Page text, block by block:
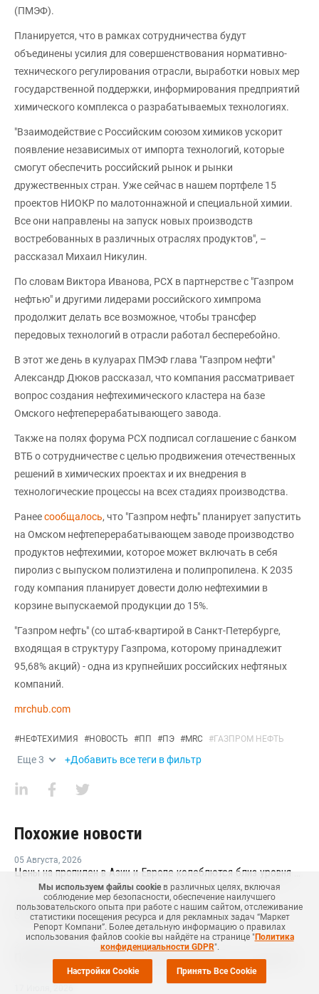
(ПМЭФ).
Планируется, что в рамках сотрудничества будут
объединены усилия для совершенствования нормативно-
технического регулирования отрасли, выработки новых мер
государственной поддержки, информирования предприятий
химического комплекса о разрабатываемых технологиях.
"Взаимодействие с Российским союзом химиков ускорит
появление независимых от импорта технологий, которые
смогут обеспечить российский рынок и рынки
дружественных стран. Уже сейчас в нашем портфеле 15
проектов НИОКР по малотоннажной и специальной химии.
Все они направлены на запуск новых производств
востребованных в различных отраслях продуктов", –
рассказал Михаил Никулин.
По словам Виктора Иванова, РСХ в партнерстве с "Газпром
нефтью" и другими лидерами российского химпрома
продолжит делать все возможное, чтобы трансфер
передовых технологий в отрасли работал бесперебойно.
В этот же день в кулуарах ПМЭФ глава "Газпром нефти"
Александр Дюков рассказал, что компания рассматривает
вопрос создания нефтехимического кластера на базе
Омского нефтеперерабатывающего завода.
Также на полях форума РСХ подписал соглашение с банком
ВТБ о сотрудничестве с целью продвижения отечественных
решений в химических проектах и их внедрения в
технологические процессы на всех стадиях производства.
Ранеесообщалось, что "Газпром нефть" планирует запустить
на Омском нефтеперерабатывающем заводе производство
продуктов нефтехимии, которое может включать в себя
пиролиз с выпуском полиэтилена и полипропилена. К 2035
году компания планирует довести долю нефтехимии в
корзине выпускаемой продукции до 15%.
"Газпром нефть" (со штаб-квартирой в Санкт-Петербурге,
входящая в структуру Газпрома, которому принадлежит
95,68% акций) - одна из крупнейших российских нефтяных
компаний.
mrchub.com
#НЕФТЕХИМИЯ #НОВОСТЬ #ПП #ПЭ #MRC #ГАЗПРОМ НЕФТЬ
Еще3 +Добавить все теги в фильтр
Похожие новости
05 Августа, 2026
Цены на пропилен в Азии и Европе колеблются близ уровня в USD1000
05 Августа,2026
Sinostar ожидает значительного роста прибыли
Мы используем файлы cookieв различных целях, включая
соблюдение мер безопасности, обеспечение наилучшего
пользовательского опыта при работе с нашим сайтом, отслеживание
статистики посещения ресурса и для рекламных задач “Маркет
Репорт Компани”. Более детальную информацию о правилах
использования файлов cookie вы найдёте на странице "Политика
конфиденциальности GDPR".
Настройки Cookie Принять Все Cookie